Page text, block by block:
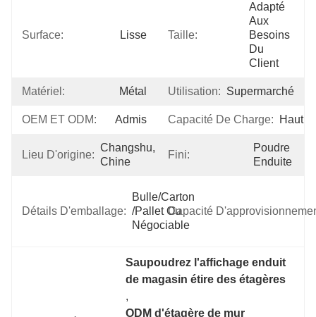
Surface: Lisse Taille:
Adapté
Aux
Besoins
Du
Client
Matériel: Métal Utilisation: Supermarché
OEM ET ODM: Admis Capacité De Charge: Haut
Lieu D'origine:
Changshu,
Chine
Fini:
Poudre
Enduite
Détails D'emballage:
Bulle/carton
/pallet Ou
Négociable
Capacité
Saupoudrez l'affichage enduit
de magasin étire des étagères
,
ODM d'étagère de mur